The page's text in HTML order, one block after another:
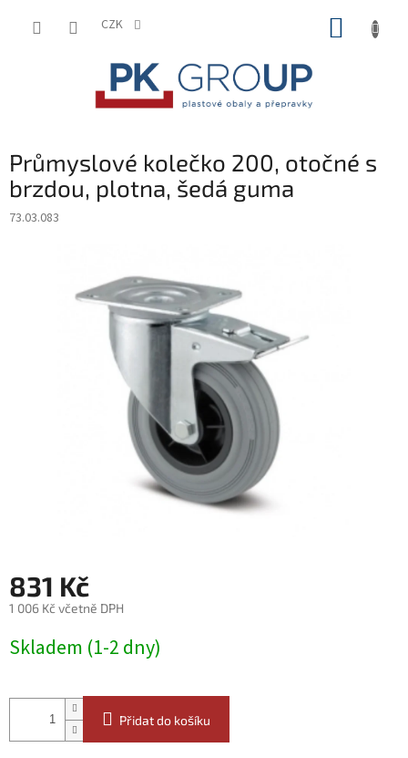
CZK
Průmyslové kolečko 200, otočné s
brzdou, plotna, šedá guma
73.03.083
831 Kč
1 006 Kč včetně DPH
cena:
Skladem (1-2 dny)
Přidat do košíku